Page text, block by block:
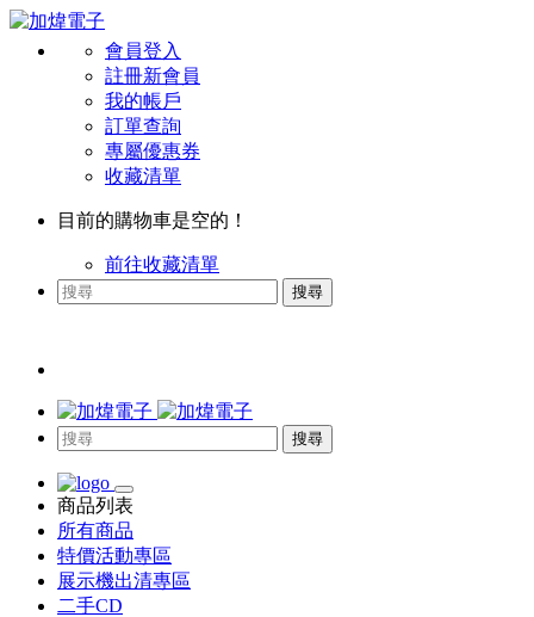
會員登入
註冊新會員
我的帳戶
訂單查詢
專屬優惠券
收藏清單
目前的購物車是空的！
前往收藏清單
搜尋
搜尋
商品列表
所有商品
特價活動專區
展示機出清專區
二手CD